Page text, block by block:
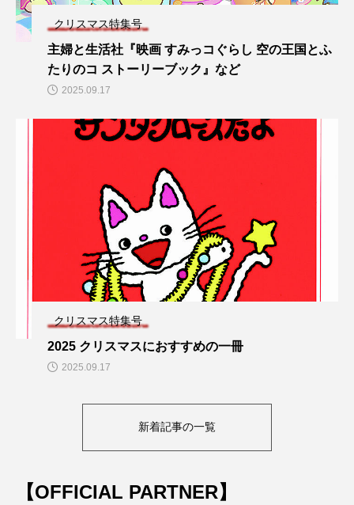
クリスマス特集号
主婦と生活社『映画 すみっコぐらし 空の王国とふ
たりのコ ストーリーブック』など
2025.09.17
クリスマス特集号
2025 クリスマスにおすすめの一冊
2025.09.17
新着記事の一覧
【OFFICIAL PARTNER】